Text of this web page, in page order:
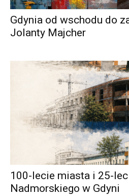
Gdynia od wschodu do
Jolanty Majcher
100-lecie miasta i 25-
Nadmorskiego w Gdyni